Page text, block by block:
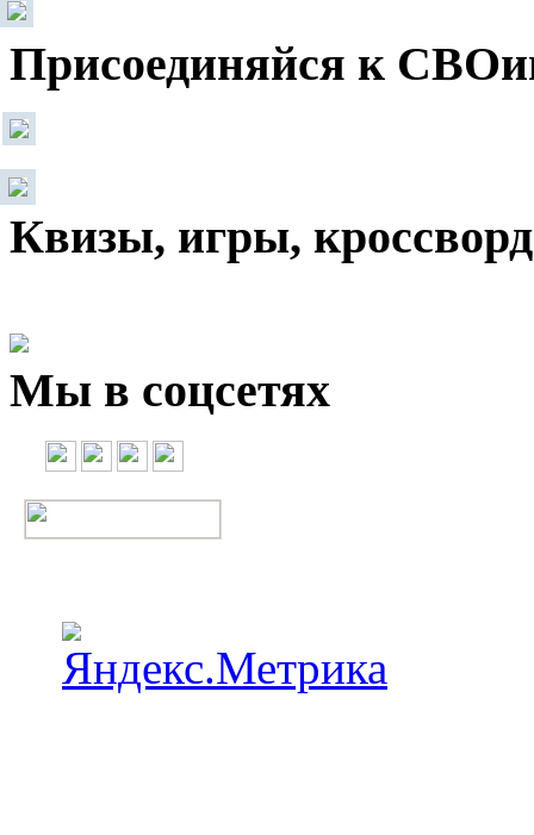
Присоединяйся к
Квизы, игры,
Мы в соцсетях